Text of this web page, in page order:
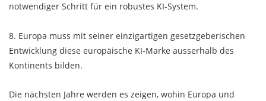
notwendiger Schritt für ein robustes KI-System.
8. Europa muss mit seiner einzigartigen gesetzgeberischen
Entwicklung diese europäische KI-Marke ausserhalb des
Kontinents bilden.
Die nächsten Jahre werden es zeigen, wohin Europa und